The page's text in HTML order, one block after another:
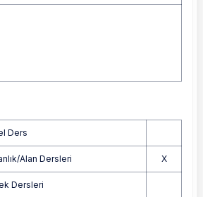
Ders
Alan Dersleri X
Dersleri